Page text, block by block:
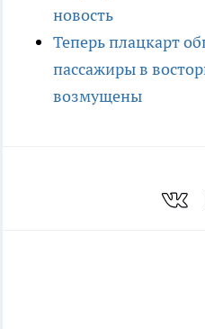
новость
Теперь плацкарт
пассажиры в
возмущены